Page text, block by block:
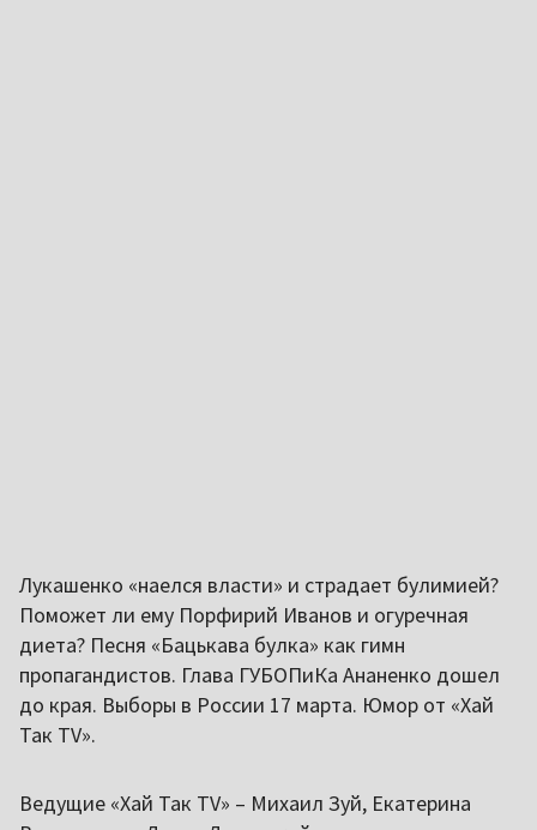
Лукашенко «наелся власти» и страдает булимией?
Поможет ли ему Порфирий Иванов и огуречная
диета? Песня «Бацькава булка» как гимн
пропагандистов. Глава ГУБОПиКа Ананенко дошел
до края. Выборы в России 17 марта. Юмор от «Хай
Так TV».
Ведущие «Хай Так TV» – Михаил Зуй, Екатерина